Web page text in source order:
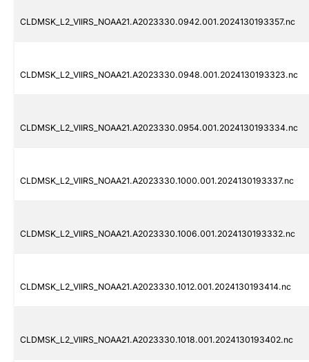
CLDMSK_L2_VIIRS_NOAA21.A2023330.0942.001.2024130193357.nc
CLDMSK_L2_VIIRS_NOAA21.A2023330.0948.001.2024130193323.nc
CLDMSK_L2_VIIRS_NOAA21.A2023330.0954.001.2024130193334.nc
CLDMSK_L2_VIIRS_NOAA21.A2023330.1000.001.2024130193337.nc
CLDMSK_L2_VIIRS_NOAA21.A2023330.1006.001.2024130193332.nc
CLDMSK_L2_VIIRS_NOAA21.A2023330.1012.001.2024130193414.nc
CLDMSK_L2_VIIRS_NOAA21.A2023330.1018.001.2024130193402.nc